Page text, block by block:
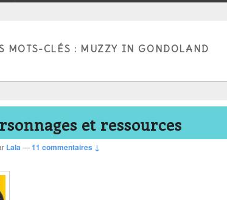
MOTS-CLÉS : MUZZY IN GONDOLAND
et ressources
Lala—11 commentaires ↓